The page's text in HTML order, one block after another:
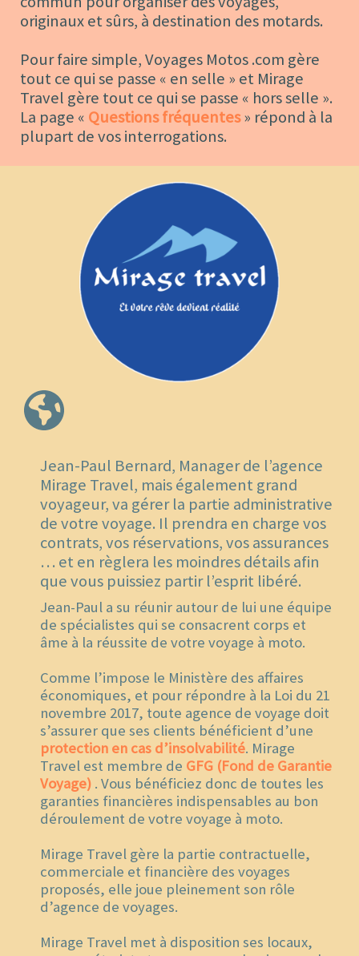
originaux et sûrs, à destination des motards.
Pour faire simple, Voyages Motos .com gère
tout ce qui se passe « en selle » et Mirage
Travel gère tout ce qui se passe « hors selle ».
La page « Questions fréquentes» répond à la
plupart de vos interrogations.
Jean-Paul Bernard, Manager de l’agence
Mirage Travel, mais également grand
voyageur, va gérer la partie administrative
de votre voyage. Il prendra en charge vos
contrats, vos réservations, vos assurances
… et en règlera les moindres détails afin
que vous puissiez partir l’esprit libéré.
Jean-Paul a su réunir autour de lui une équipe
de spécialistes qui se consacrent corps et
âme à la réussite de votre voyage à moto.
Comme l’impose le Ministère des affaires
économiques, et pour répondre à la Loi du 21
novembre 2017, toute agence de voyage doit
s’assurer que ses clients bénéficient d’une
protection en cas d’insolvabilité. Mirage
Travel est membre de GFG (Fond de Garantie
Voyage) . Vous bénéficiez donc de toutes les
garanties financières indispensables au bon
déroulement de votre voyage à moto.
Mirage Travel gère la partie contractuelle,
commerciale et financière des voyages
proposés, elle joue pleinement son rôle
d’agence de voyages.
Mirage Travel met à disposition ses locaux,